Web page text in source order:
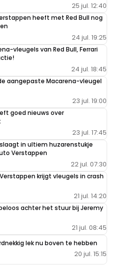
25 jul. 12:40
heeft met Red Bull nog
24 jul. 19:25
vleugels van Red Bull, Ferrari
24 jul. 18:45
aangepaste Macarena-vleugel
23 jul. 19:00
goed nieuws over
23 jul. 17:45
slaagt in ultiem huzarenstukje
Verstappen
22 jul. 07:30
krijgt vleugels in crash
21 jul. 14:20
achter het stuur bij Jeremy
21 jul. 08:45
lek nu boven te hebben
20 jul. 15:15